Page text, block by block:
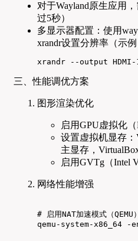
对于Wayland原生应用
过5秒）
多显示器配置：使用
xrandr设置分辨率（示例
xrandr --output HDMI-
三、性能调优方案
图形渲染优化
启用GPU虚拟化
设置虚拟机显存
主显存，
启用GVTg（Intel
网络性能增强
# 启用NAT加速模式（QEMU）
qemu-system-x86_64 -